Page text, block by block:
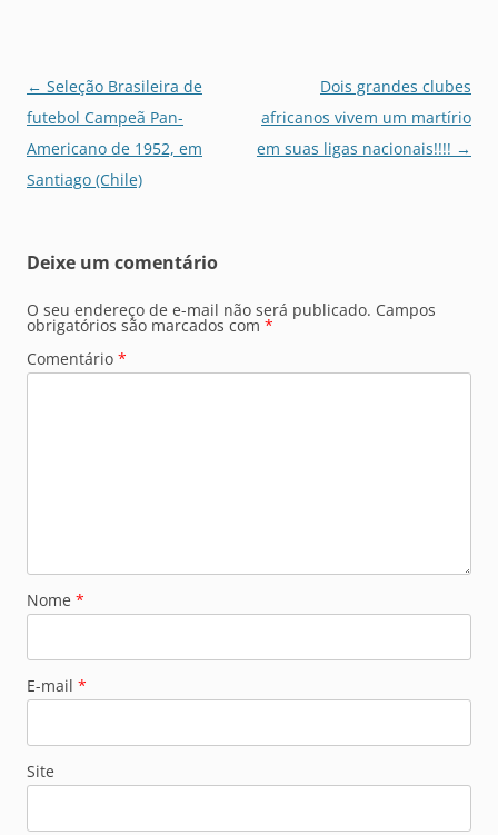
Navegação
de
posts
← Seleção Brasileira de
futebol Campeã Pan-
Americano de 1952, em
Santiago (Chile)
Dois grandes clubes
africanos vivem um martírio
em suas ligas nacionais!!!! →
Deixe um comentário
O seu endereço de e-mail não será publicado. Campos
obrigatórios são marcados com *
Comentário *
Nome *
E-mail *
Site